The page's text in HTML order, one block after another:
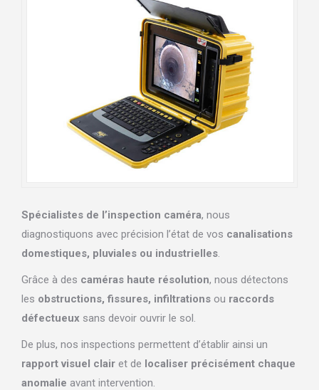
Spécialistes de l’inspection caméra, nous
diagnostiquons avec précision l’état de vos canalisations
domestiques, pluviales ou industrielles.
Grâce à des caméras haute résolution, nous détectons
les obstructions, fissures, infiltrations ou raccords
défectueux sans devoir ouvrir le sol.
De plus, nos inspections permettent d’établir ainsi un
rapport visuel clair et de localiser précisément chaque
anomalie avant intervention.